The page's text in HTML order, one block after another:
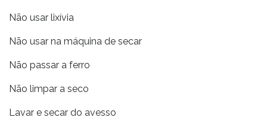
Não usar lixívia
Não usar na máquina de secar
Não passar a ferro
Não limpar a seco
Lavar e secar do avesso